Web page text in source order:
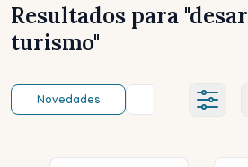
Resultados para "
turismo"
Novedades Título (a-z)